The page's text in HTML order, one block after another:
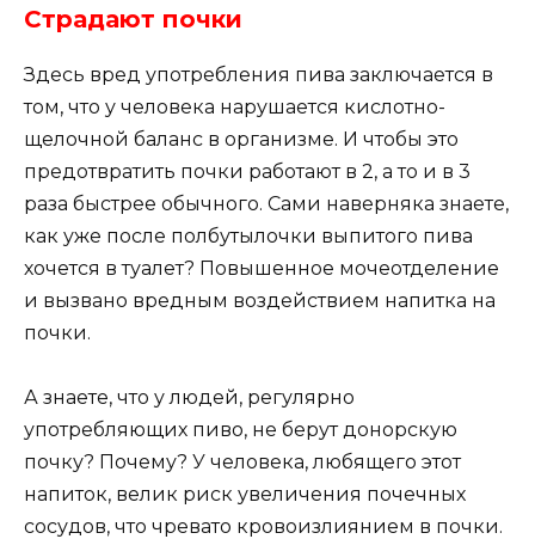
Страдают почки
Здесь вред употребления пива заключается в
том, что у человека нарушается кислотно-
щелочной баланс в организме. И чтобы это
предотвратить почки работают в 2, а то и в 3
раза быстрее обычного. Сами наверняка знаете,
как уже после полбутылочки выпитого пива
хочется в туалет? Повышенное мочеотделение
и вызвано вредным воздействием напитка на
почки.
А знаете, что у людей, регулярно
употребляющих пиво, не берут донорскую
почку? Почему? У человека, любящего этот
напиток, велик риск увеличения почечных
сосудов, что чревато кровоизлиянием в почки.